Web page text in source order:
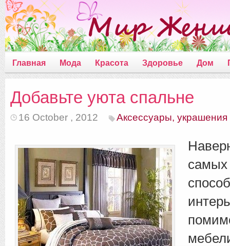
Главная Мода Красота Здоровье Дом
Добавьте уюта спальне
16 October , 2012 Аксессуары, украшения